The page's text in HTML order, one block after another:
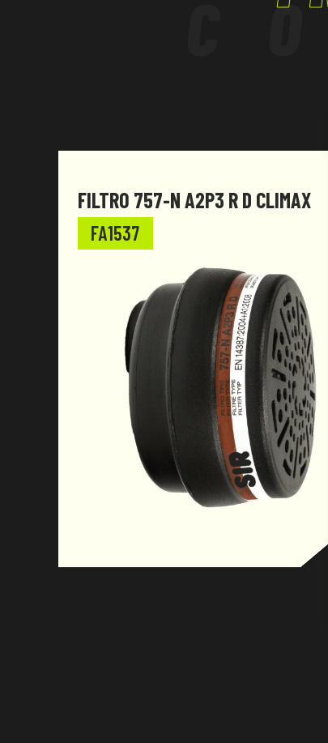
FILTRO 757-N A2P3 R D CLIMAX
FA1537